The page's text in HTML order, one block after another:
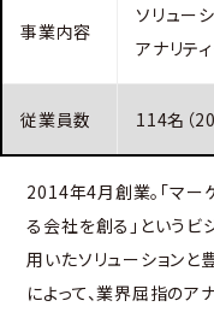
事業内容
ソリュー
アナリテ
従業員数 114名（
2014年4月創業。「マー
る会社を創る」というビ
用いたソリューションと
によって、業界屈指のア